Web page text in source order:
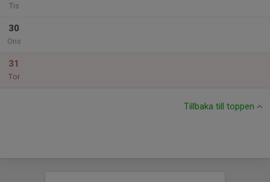
Tis
30
Ons
31
Tor
Tillbaka till toppen